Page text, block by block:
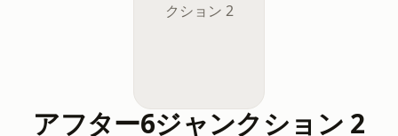
アフター6ジャンクション 2